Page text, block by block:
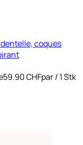
coques
59.90 CHFpar/ 1 Stk